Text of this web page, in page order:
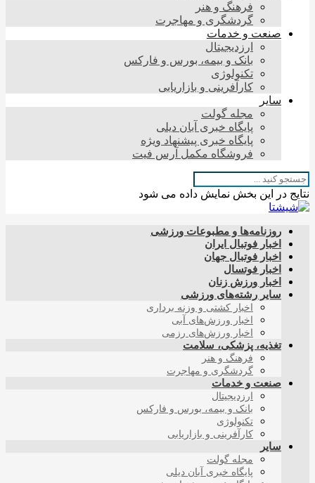
فرهنگ و هنر
گردشگری و مهاجرت
صنعت و خدمات
ارزدیجیتال
بانک و بیمه، بورس و فارکس
تکنولوژی
کارآفرینی و بازاریابی
سایر
مجله گولت
پایگاه خبری آبان دیلی
پایگاه خبری پیشنهاد ویژه
فروشگاه مکمل آرس فیت
نتایج در این بخش نمایش داده می شود
روزنامه‌ها و مطبوعات ورزشی
اخبار فوتبال ایران
اخبار فوتبال جهان
اخبار فوتسال
اخبار ورزش زنان
سایر رشته‌های ورزشی
اخبار کشتی و وزنه برداری
اخبار ورزش‌های آبی
اخبار ورزش‌های رزمی
تغذیه، پزشکی، سلامت
فرهنگ و هنر
گردشگری و مهاجرت
صنعت و خدمات
ارزدیجیتال
بانک و بیمه، بورس و فارکس
تکنولوژی
کارآفرینی و بازاریابی
سایر
مجله گولت
پایگاه خبری آبان دیلی